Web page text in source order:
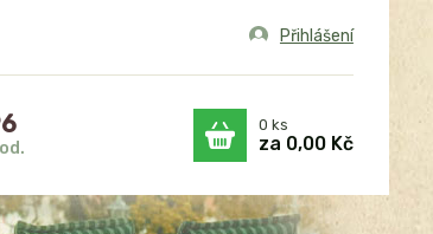
Přihlášení
0 ks
za 0,00 Kč